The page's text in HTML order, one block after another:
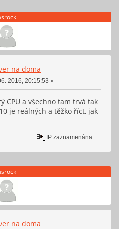
na doma
2016, 20:15:53 »
CPU a všechno tam trvá tak
je reálných a těžko říct, jak
IP zaznamenána
na doma